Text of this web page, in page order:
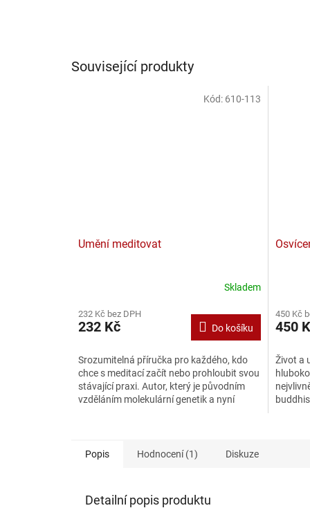
Související produkty
Umění meditovat
Skladem
232 Kč bez DPH
232 Kč Do košíku
Srozumitelná příručka pro každého, kdo
chce s meditací začít nebo prohloubit svou
stávající praxi. Autor, který je původním
vzděláním molekulární genetik a nyní
Kód: 610-113
450 Kč
450
Život a
Popis Hodnocení (1) Diskuze
Detailní popis produktu